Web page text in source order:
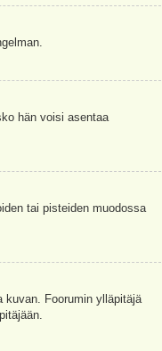
hän voisi asentaa
tai pisteiden muodossa
kuvan. Foorumin ylläpitäjä